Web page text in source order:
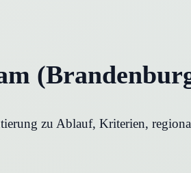
zu Ablauf, Kriterien,